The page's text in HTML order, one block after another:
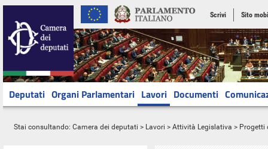
Scrivi Sito
Deputati Organi Parlamentari Lavori Documenti
Stai consultando: Camera dei deputati > Lavori > Attività Legislativa > Progetti